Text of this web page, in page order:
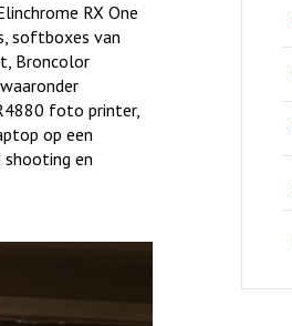
RX One
softboxes van
Broncolor
foto printer,
op een
en